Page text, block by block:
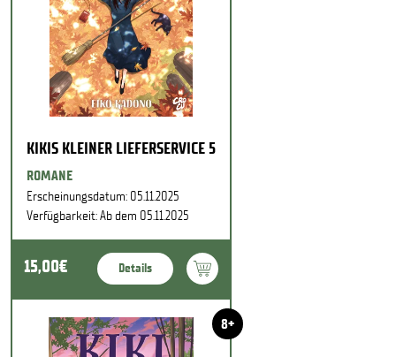
KIKIS KLEINER LIEFERSERVICE 5
ROMANE
Erscheinungsdatum: 05.11.2025
Verfügbarkeit: Ab dem 05.11.2025
15,00€ Details
8+